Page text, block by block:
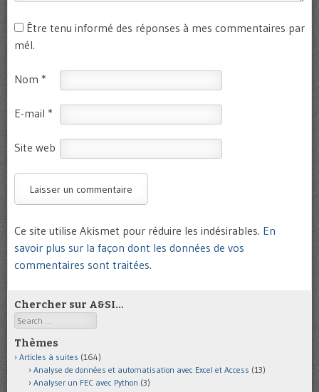
Être tenu informé des réponses à mes commentaires par
mél.
Nom *
E-mail *
Site web
Ce site utilise Akismet pour réduire les indésirables. En
savoir plus sur la façon dont les données de vos
commentaires sont traitées.
Chercher sur A&SI…
Search
Thèmes
Articles à suites (164)
Analyse de données et automatisation avec Excel et Access (13)
Analyser un FEC avec Python (3)